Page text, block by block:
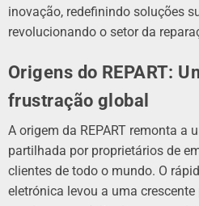
inovação, redefinindo soluções
revolucionando o setor da
Origens do REPART:
frustração global
A origem da REPART remonta a
partilhada por proprietários de
clientes de todo o mundo. O
eletrónica levou a uma